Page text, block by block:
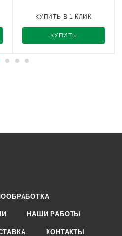
КУПИТЬ
КУПИТЬ В 1 КЛИК
НАШИ РАБОТЫ
КОНТАКТЫ